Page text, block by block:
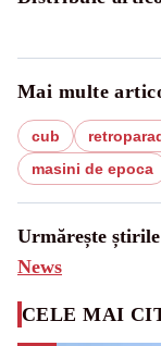
Mai multe
cub
masini de epoca
Urmărește
News
CELE MAI